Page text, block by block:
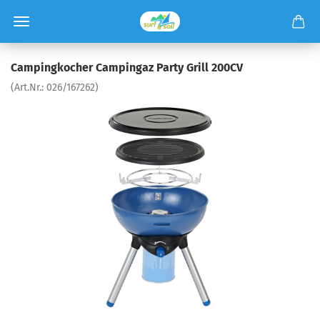
Campingkocher Campingaz Party Grill 200CV
(Art.Nr.: 026/167262)